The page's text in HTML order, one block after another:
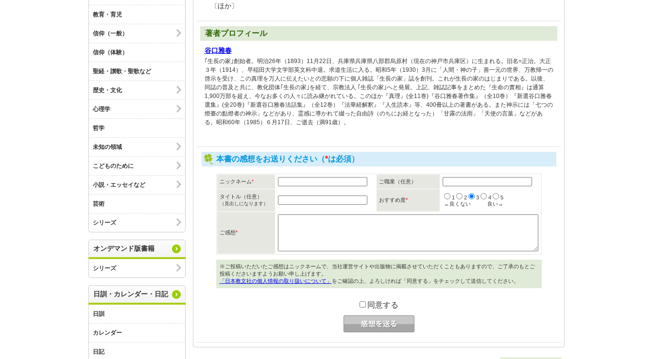
教育・育児
信仰（一般）
信仰（体験）
聖経・讃歌・聖歌など
歴史・文化
心理学
哲学
未知の領域
こどものために
小説・エッセイなど
芸術
シリーズ
オンデマンド版書籍
シリーズ
日訓・カレンダー・日記
日訓
カレンダー
日記
〔ほか〕
著者プロフィール
谷口雅春
｢生長の家｣創始者。明治26年（1893）11月22日、兵庫県兵庫県八部郡烏原村（現在の神戸市兵庫区）に生まれる。旧名=正治。大正
３年（1914）、早稲田大学文学部英文科中退。求道生活に入る。昭和5年（1930）3月に「人間・神の子」善一元の世界、万教帰一の
啓示を受け、この真理を万人に伝えたいとの悲願の下に個人雑誌「生長の家」誌を創刊。これが生長の家のはじまりである。以後、
同誌の普及と共に、教化団体｢生長の家｣を経て、宗教法人 ｢生長の家｣へと発展。上記、雑誌記事をまとめた『生命の實相』は通算
1,900万部を超え、今なお多くの人々に読み継がれている。このほか『真理』(全11巻)『谷口雅春著作集』（全10巻）『新選谷口雅春
選集』(全20巻)『新選谷口雅春法話集』（全12巻）『法華経解釈』『人生読本』等、400冊以上の著書がある。また神示には「七つの
燈臺の點燈者の神示」などがあり、霊感に導かれて綴った自由詩（のちにお経となった）「甘露の法雨」「天使の言葉」などがあ
る。昭和60年（1985）６月17日、ご逝去（満91歳）。
本書の感想をお送りください（*は必須）
ニックネーム* ご職業（任意）
タイトル（任意）
（見出しになります）
おすすめ度* 1 2 3 4
5
←良くない
良い→
ご感想*
※ご投稿いただいたご感想はニックネームで、当社運営サイトや出版物に掲載させていただくこともありますので、ご了承のもとご
投稿くださいますようお願い申し上げます。
「日本教文社の個人情報の取り扱いについて」 をご確認の上、よろしければ「同意する」をチェックして送信してください。
同意する